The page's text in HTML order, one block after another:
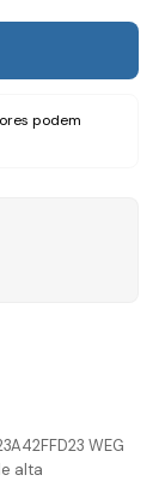
WEG
alta
podem